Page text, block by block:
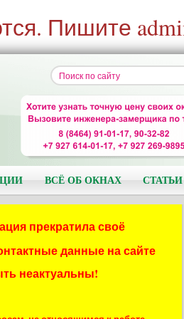
Пишите
ВСЁ ОБ ОКНАХ СТАТЬИ
прекратила своё
данные на сайте
неактуальны!